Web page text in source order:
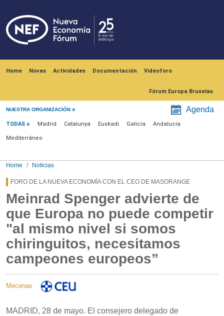
Home Novas Actividades Documentación Videoforo
Fórum Europa Bruselas
NUESTRA ORGANIZACIÓN Agenda
Menú noticias
TODAS Madrid Catalunya Euskadi Galicia Andalucía
Mediterráneo
Home Noticias
FORO DE LA NUEVA ECONOMÍA CON EL CEO DE MASORANGE
Meinrad Spenger advierte de
que Europa no puede competir
"al mismo nivel si somos
chiringuitos, necesitamos
campeones europeos”
Mecenas
MADRID, 28 de mayo. El consejero delegado de